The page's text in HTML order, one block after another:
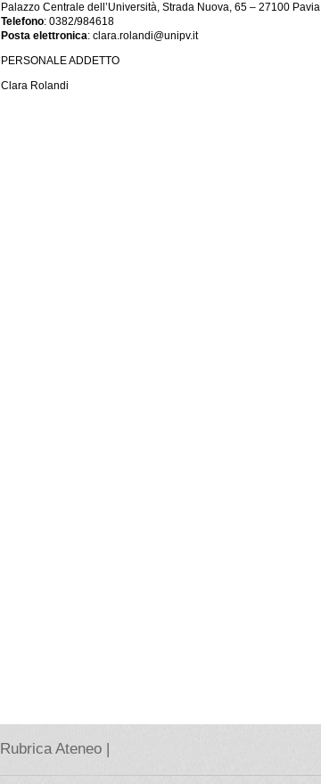
Palazzo Centrale dell’Università, Strada Nuova, 65 – 27100 Pavia
Telefono: 0382/984618
Posta elettronica: clara.rolandi@unipv.it
PERSONALE ADDETTO
Clara Rolandi
Rubrica Ateneo |